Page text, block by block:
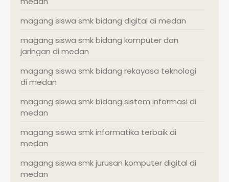
magang siswa smk bidang digital di medan
magang siswa smk bidang komputer dan
jaringan di medan
magang siswa smk bidang rekayasa teknologi
di medan
magang siswa smk bidang sistem informasi di
medan
magang siswa smk informatika terbaik di
medan
magang siswa smk jurusan komputer digital di
medan